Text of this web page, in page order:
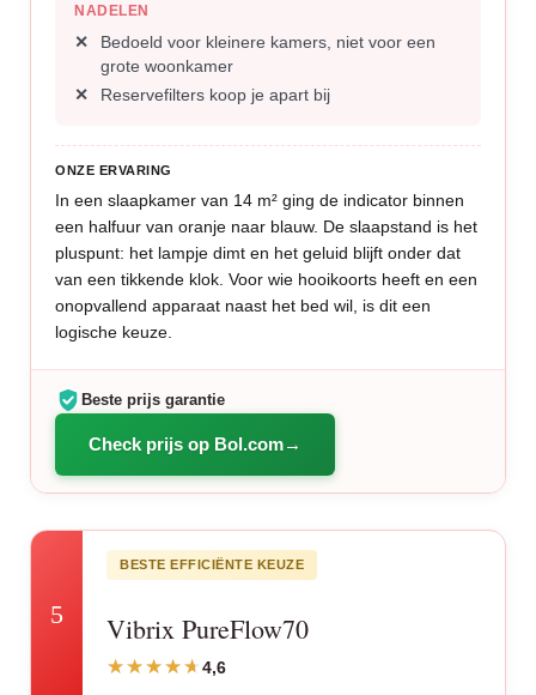
NADELEN
Bedoeld voor kleinere kamers, niet voor een
grote woonkamer
Reservefilters koop je apart bij
ONZE ERVARING
In een slaapkamer van 14 m² ging de indicator binnen
een halfuur van oranje naar blauw. De slaapstand is het
pluspunt: het lampje dimt en het geluid blijft onder dat
van een tikkende klok. Voor wie hooikoorts heeft en een
onopvallend apparaat naast het bed wil, is dit een
logische keuze.
Beste prijs garantie
Check prijs op Bol.com
5
BESTE EFFICIËNTE KEUZE
Vibrix PureFlow70
4,6